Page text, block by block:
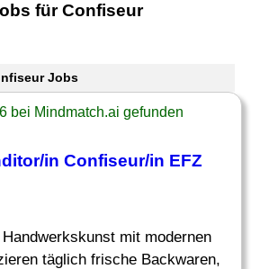
für Confiseur
Jobs
bei Mindmatch.ai gefunden
in Confiseur/in EFZ
mit modernen
täglich frische Backwaren,